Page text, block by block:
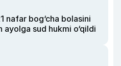
nafar bog‘cha bolasini
sud hukmi o‘qildi